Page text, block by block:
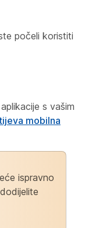
počeli koristiti
s vašim
mobilna
ispravno